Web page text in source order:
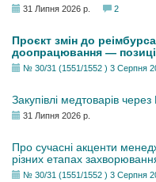
31 Липня 2026 р. 2
Проєкт змін до
доопрацювання — позиція
№ 30/31 (1551/1552 ) 3 Серпня
Закупівлі медтоварів
31 Липня 2026 р.
Про сучасні акценти
різних етапах
№ 30/31 (1551/1552 ) 3 Серпня